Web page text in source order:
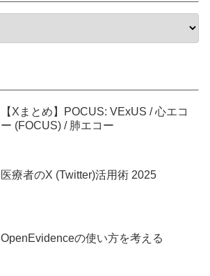
【Xまとめ】POCUS: VExUS / 心エコ
ー (FOCUS) / 肺エコー
医療者のX (Twitter)活用術 2025
OpenEvidenceの使い方を考える